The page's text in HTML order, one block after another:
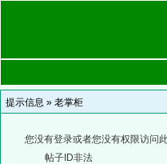
提示信息 » 老掌柜
您没有登录或者您没有权限访问
帖子ID非法